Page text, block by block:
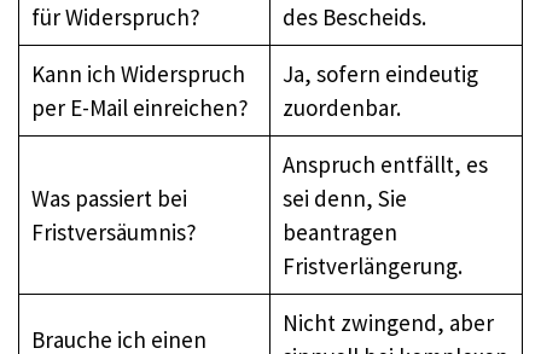
für Widerspruch?
des Bescheids.
Kann ich Widerspruch
per E-Mail einreichen?
Ja, sofern eindeutig
zuordenbar.
Was passiert bei
Fristversäumnis?
Anspruch entfällt, es
sei denn, Sie
beantragen
Fristverlängerung.
Brauche ich einen
Nicht zwingend, aber